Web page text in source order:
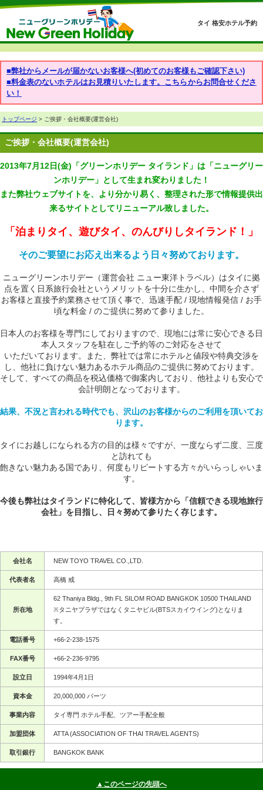
タイ 格安ホテル予約
■弊社からメールが届かないお客様へ(初めてのお客様もご確認下さい)
■料金表のないホテルはお見積りいたします。こちらからお問合せくださ
い！
トップページ > ご挨拶・会社概要(運営会社)
ご挨拶・会社概要(運営会社)
2013年7月12日(金)「グリーンホリデー タイランド」は「ニューグリー
ンホリデー」として生まれ変わりました！
また弊社ウェブサイトを、より分かり易く、整理された形で情報提供出
来るサイトとしてリニューアル致しました。
「泊まりタイ、遊びタイ、のんびりしタイランド！」
そのご要望にお応え出来るよう日々努めております。
ニューグリーンホリデー（運営会社 ニュー東洋トラベル）はタイに拠
点を置く日系旅行会社というメリットを十分に生かし、中間を介さず
お客様と直接予約業務させて頂く事で、迅速手配 / 現地情報発信 / お手
頃な料金 / のご提供に努めて参りました。
日本人のお客様を専門にしておりますので、現地には常に安心できる日
本人スタッフを駐在しご予約等のご対応をさせて
いただいております。また、弊社では常にホテルと値段や特典交渉を
し、他社に負けない魅力あるホテル商品のご提供に努めております。
そして、すべての商品を税込価格で御案内しており、他社よりも安心で
会計明朗となっております。
結果、不況と言われる時代でも、沢山のお客様からのご利用を頂いてお
ります。
タイにお越しになられる方の目的は様々ですが、一度ならず二度、三度
と訪れても
飽きない魅力ある国であり、何度もリピートする方々がいらっしゃいま
す。
今後も弊社はタイランドに特化して、皆様方から「信頼できる現地旅行
会社」を目指し、日々努めて参りたく存じます。
会社名 NEW TOYO TRAVEL CO.,LTD.
代表者名 高橋 戒
所在地
62 Thaniya Bldg., 9th FL SILOM ROAD BANGKOK 10500 THAILAND
※タニヤプラザではなくタニヤビル(BTSスカイウイング)となりま
す。
電話番号 +66-2-238-1575
FAX番号 +66-2-236-9795
設立日 1994年4月1日
資本金 20,000,000 バーツ
事業内容 タイ専門 ホテル手配、ツアー手配全般
加盟団体 ATTA (ASSOCIATION OF THAI TRAVEL AGENTS)
取引銀行 BANGKOK BANK
▲このページの先頭へ